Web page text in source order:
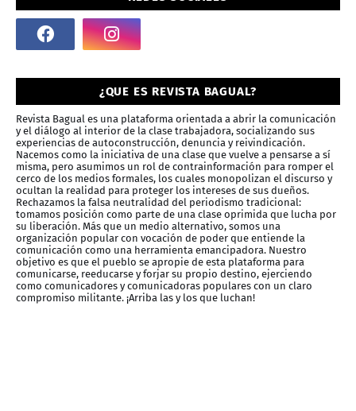
¿QUE ES REVISTA BAGUAL?
Revista Bagual es una plataforma orientada a abrir la comunicación
y el diálogo al interior de la clase trabajadora, socializando sus
experiencias de autoconstrucción, denuncia y reivindicación.
Nacemos como la iniciativa de una clase que vuelve a pensarse a sí
misma, pero asumimos un rol de contrainformación para romper el
cerco de los medios formales, los cuales monopolizan el discurso y
ocultan la realidad para proteger los intereses de sus dueños.
Rechazamos la falsa neutralidad del periodismo tradicional:
tomamos posición como parte de una clase oprimida que lucha por
su liberación. Más que un medio alternativo, somos una
organización popular con vocación de poder que entiende la
comunicación como una herramienta emancipadora. Nuestro
objetivo es que el pueblo se apropie de esta plataforma para
comunicarse, reeducarse y forjar su propio destino, ejerciendo
como comunicadores y comunicadoras populares con un claro
compromiso militante. ¡Arriba las y los que luchan!